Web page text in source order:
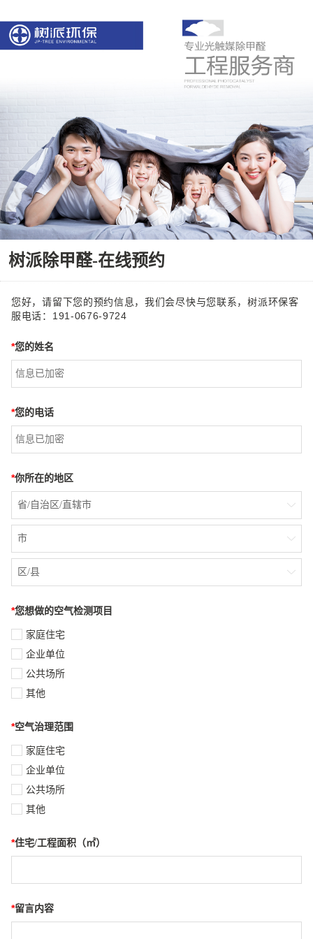
树派除甲醛-在线预约
您好，请留下您的预约信息，我们会尽快与您联系，树派环保客
服电话：191-0676-9724
*您的姓名
*您的电话
*你所在的地区
省/自治区/直辖市 
市 
区/县 
*您想做的空气检测项目
家庭住宅
企业单位
公共场所
其他
*空气治理范围
家庭住宅
企业单位
公共场所
其他
*住宅/工程面积（㎡）
*留言内容